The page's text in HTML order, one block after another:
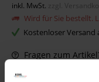
inkl. MwSt. zzgl.
Wird für Sie bestellt.
Kostenloser Versand
Fragen zum